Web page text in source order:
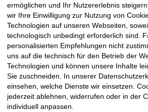
Pflege- und Reinigungshinweis
HIMACS Nutzung & Pflege
Preisliste
HIMACS Rabatt- und Lieferbedingungen
Richtlinie
Brandverhalten von Baustoffen
technisches Datenblatt
HIMACS technisches Datenblatt
ermöglichen und Ihr Nutzererlebnis
wir Ihre Einwilligung zur Nutzung von
Technologien auf unseren Webseiten,
technologisch unbedingt erforderlich sind.
personalisierten Empfehlungen nicht
uns auf die technisch für den Betrieb der
Technologien und können unsere Inhalte
Sie zuschneiden. In unserer
einsehen, welche Dienste wir einsetzen.
jederzeit ablehnen, widerrufen oder in der
individuell anpassen.